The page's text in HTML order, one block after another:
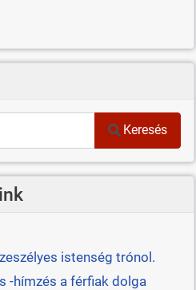
Keresés
istenség trónol.
-hímzés a férfiak dolga